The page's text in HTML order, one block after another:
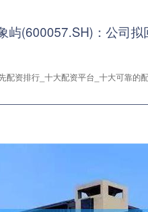
屿(600057.SH)：公司
配资排行_十大配资平台_十大可靠的